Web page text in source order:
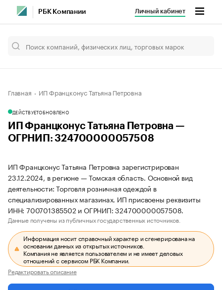
РБК Компании Личный кабинет
Главная ИП Францконус Татьяна Петровна
ДЕЙСТВУЕТОБНОВЛЕНО
ИП Францконус Татьяна Петровна —
ОГРНИП: 324700000057508
ИП Францконус Татьяна Петровна зарегистрирован
23.12.2024, в регионе — Томская область. Основной вид
деятельности: Торговля розничная одеждой в
специализированных магазинах. ИП присвоены реквизиты
ИНН: 700701385502 и ОГРНИП: 324700000057508.
Данные получены из публичных государственных источников.
Информация носит справочный характер и сгенерирована на
основании данных из открытых источников.
Компания не является пользователем и не имеет деловых
отношений с сервисом РБК Компании.
Редактировать описание